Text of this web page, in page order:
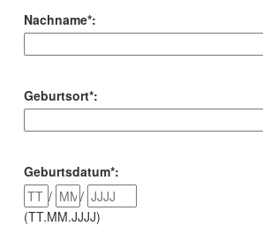
Nachname*:
Geburtsort*:
Geburtsdatum*:
/
/
(TT.MM.JJJJ)